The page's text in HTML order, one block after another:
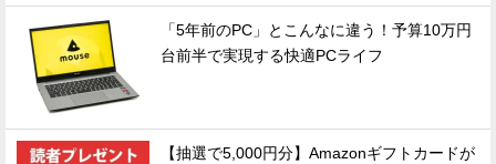
「5年前のPC」とこんなに違う！予算10万円
台前半で実現する快適PCライフ
【抽選で5,000円分】Amazonギフトカードが